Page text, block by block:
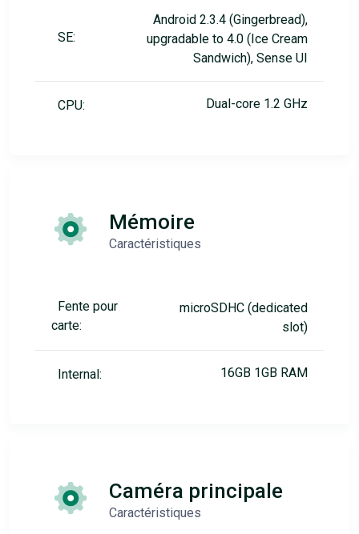
SE:
Android 2.3.4 (Gingerbread),
upgradable to 4.0 (Ice Cream
Sandwich), Sense UI
CPU: Dual-core 1.2 GHz
Mémoire
Caractéristiques
Fente pour
carte:
microSDHC (dedicated
slot)
Internal: 16GB 1GB RAM
Caméra principale
Caractéristiques